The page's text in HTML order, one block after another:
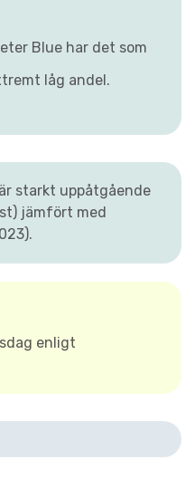
Blue har det som
låg andel.
starkt uppåtgående
st) jämfört med
enligt